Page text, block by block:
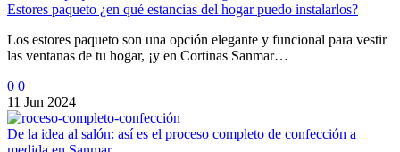
Estores paqueto ¿en qué estancias del hogar puedo instalarlos?
Los estores paqueto son una opción elegante y funcional para vestir
las ventanas de tu hogar, ¡y en Cortinas Sanmar…
0 0
11 Jun 2024
De la idea al salón: así es el proceso completo de confección a